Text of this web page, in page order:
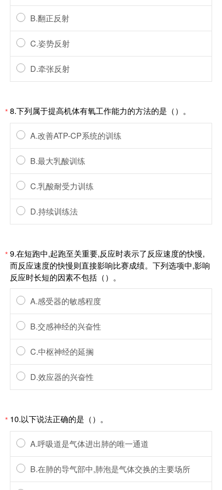
B.翻正反射
C.姿势反射
D.牵张反射
*8.下列属于提高机体有氧工作能力的方法的是（）。
A.改善ATP-CP系统的训练
B.最大乳酸训练
C.乳酸耐受力训练
D.持续训练法
*9.在短跑中,起跑至关重要,反应时表示了反应速度的快慢,
而反应速度的快慢则直接影响比赛成绩。下列选项中,影响
反应时长短的因素不包括（）。
A.感受器的敏感程度
B.交感神经的兴奋性
C.中枢神经的延搁
D.效应器的兴奋性
* 10.以下说法正确的是（）。
A.呼吸道是气体进出肺的唯一通道
B.在肺的导气部中,肺泡是气体交换的主要场所